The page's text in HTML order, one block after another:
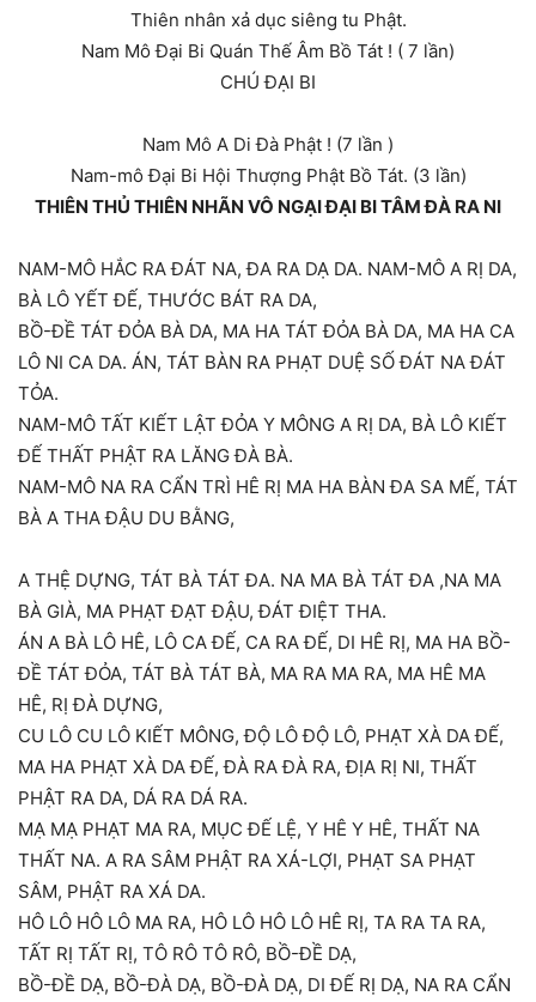
Thiên nhân xả dục siêng tu Phật.
Nam Mô Đại Bi Quán Thế Âm Bồ Tát ! ( 7 lần)
CHÚ ĐẠI BI
Nam Mô A Di Đà Phật ! (7 lần )
Nam-mô Ðại Bi Hội Thượng Phật Bồ Tát. (3 lần)
THIÊN THỦ THIÊN NHÃN VÔ NGẠI ĐẠI BI TÂM ĐÀ RA NI
NAM-MÔ HẮC RA ĐÁT NA, ĐA RA DẠ DA. NAM-MÔ A RỊ DA,
BÀ LÔ YẾT ĐẾ, THƯỚC BÁT RA DA,
BỒ-ĐỀ TÁT ĐỎA BÀ DA, MA HA TÁT ĐỎA BÀ DA, MA HA CA
LÔ NI CA DA. ÁN, TÁT BÀN RA PHẠT DUỆ SỐ ĐÁT NA ĐÁT
TỎA.
NAM-MÔ TẤT KIẾT LẬT ĐỎA Y MÔNG A RỊ DA, BÀ LÔ KIẾT
ĐẾ THẤT PHẬT RA LĂNG ĐÀ BÀ.
NAM-MÔ NA RA CẨN TRÌ HÊ RỊ MA HA BÀN ĐA SA MẾ, TÁT
BÀ A THA ĐẬU DU BẰNG,
A THỆ DỰNG, TÁT BÀ TÁT ĐA. NA MA BÀ TÁT ĐA ,NA MA
BÀ GIÀ, MA PHẠT ĐẠT ĐẬU, ĐÁT ĐIỆT THA.
ÁN A BÀ LÔ HÊ, LÔ CA ĐẾ, CA RA ĐẾ, DI HÊ RỊ, MA HA BỒ-
ĐỀ TÁT ĐỎA, TÁT BÀ TÁT BÀ, MA RA MA RA, MA HÊ MA
HÊ, RỊ ĐÀ DỰNG,
CU LÔ CU LÔ KIẾT MÔNG, ĐỘ LÔ ĐỘ LÔ, PHẠT XÀ DA ĐẾ,
MA HA PHẠT XÀ DA ĐẾ, ĐÀ RA ĐÀ RA, ĐỊA RỊ NI, THẤT
PHẬT RA DA, DÁ RA DÁ RA.
MẠ MẠ PHẠT MA RA, MỤC ĐẾ LỆ, Y HÊ Y HÊ, THẤT NA
THẤT NA. A RA SÂM PHẬT RA XÁ-LỢI, PHẠT SA PHẠT
SÂM, PHẬT RA XÁ DA.
HÔ LÔ HÔ LÔ MA RA, HÔ LÔ HÔ LÔ HÊ RỊ, TA RA TA RA,
TẤT RỊ TẤT RỊ, TÔ RÔ TÔ RÔ, BỒ-ĐỀ DẠ,
BỒ-ĐỀ DẠ, BỒ-ĐÀ DẠ, BỒ-ĐÀ DẠ, DI ĐẾ RỊ DẠ, NA RA CẨN